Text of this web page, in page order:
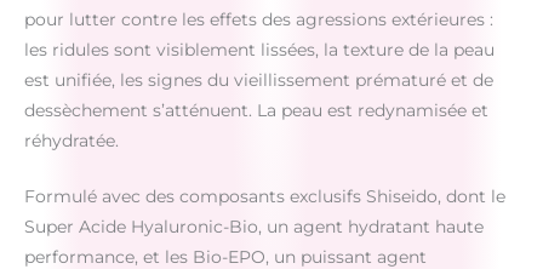
pour lutter contre les effets des agressions extérieures :
les ridules sont visiblement lissées, la texture de la peau
est unifiée, les signes du vieillissement prématuré et de
dessèchement s’atténuent. La peau est redynamisée et
réhydratée.
Formulé avec des composants exclusifs Shiseido, dont le
Super Acide Hyaluronic-Bio, un agent hydratant haute
performance, et les Bio-EPO, un puissant agent